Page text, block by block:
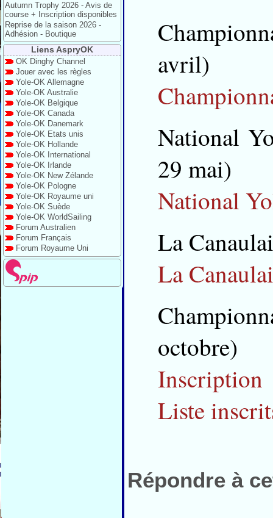
Autumn Trophy 2026 - Avis de
course + Inscription disponibles
Reprise de la saison 2026 -
Adhésion - Boutique
Liens AspryOK
OK Dinghy Channel
Jouer avec les règles
Yole-OK Allemagne
Yole-OK Australie
Yole-OK Belgique
Yole-OK Canada
Yole-OK Danemark
Yole-OK Etats unis
Yole-OK Hollande
Yole-OK International
Yole-OK Irlande
Yole-OK New Zélande
Yole-OK Pologne
Yole-OK Royaume uni
Yole-OK Suède
Yole-OK WorldSailing
Forum Australien
Forum Français
Forum Royaume Uni
avril)
National
29 mai)
National
La
La
octobre)
Inscription
Liste
Répondre à